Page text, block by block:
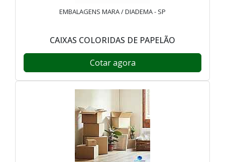
EMBALAGENS MARA / DIADEMA - SP
CAIXAS COLORIDAS DE PAPELÃO
Cotar agora